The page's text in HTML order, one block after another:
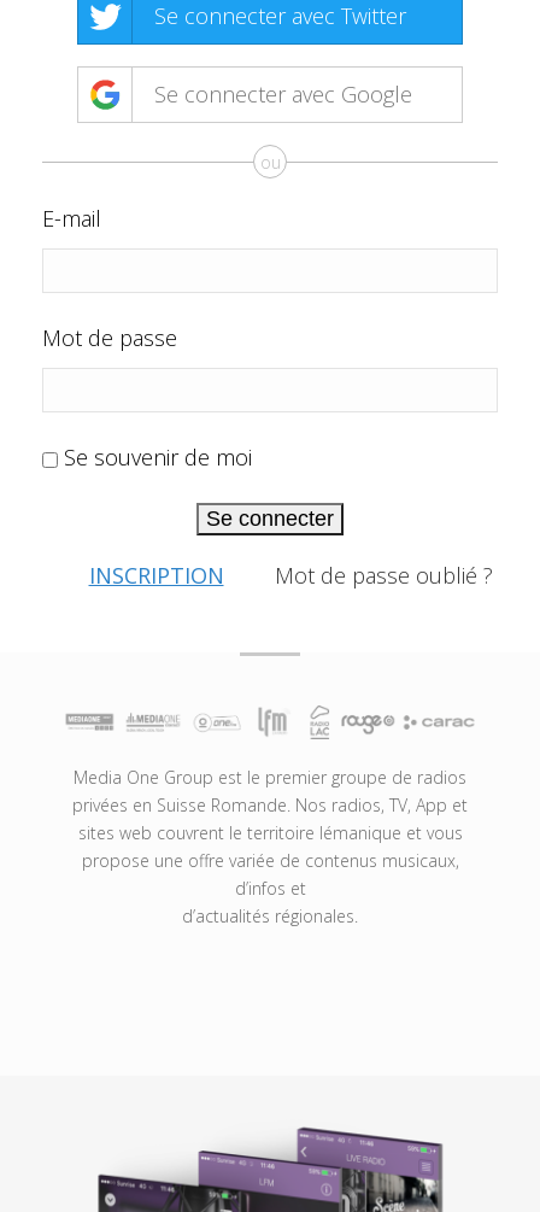
Se connecter avec Twitter
Se connecter avec Google
ou
E-mail
Mot de passe
Se souvenir de moi
Se connecter
INSCRIPTION Mot de passe oublié ?
Media One Group est le premier groupe de radios
privées en Suisse Romande. Nos radios, TV, App et
sites web couvrent le territoire lémanique et vous
propose une offre variée de contenus musicaux,
d’infos et
d’actualités régionales.